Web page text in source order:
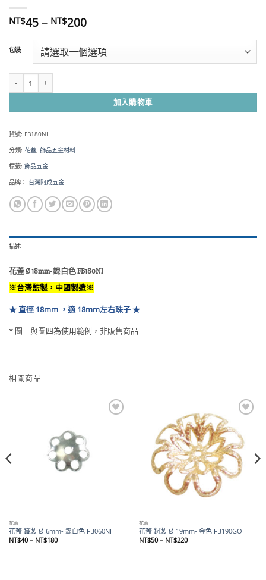
NT$45– NT$200價
範
圍：
NT$45
NT$200
包裝
加入購物車
貨號: FB180NI
分類: 花蓋, 飾品五金材料
標籤: 飾品五金
品牌： 台灣阿成五金
描述
花蓋 Ø 18mm- 鎳白色 FB180NI
※台灣監製，中國製造※
★ 直徑 18mm ，適 18mm左右珠子 ★
* 圖三與圖四為使用範例，非販售商品
相關商品
花蓋
花蓋 鐵製 Ø 6mm- 鎳白色 FB060NI
NT$40 – NT$180價
wishlist
花蓋
花蓋 銅製 Ø 19mm- 金色 FB190GO
NT$50 – NT$220價